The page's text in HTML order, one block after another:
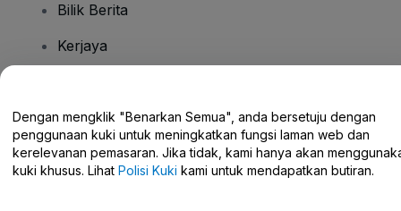
Bilik Berita
Kerjaya
Pusat Bantuan / Hubungi Kami
Dengan mengklik "Benarkan Semua", anda bersetuju dengan
penggunaan kuki untuk meningkatkan fungsi laman web dan
kerelevanan pemasaran. Jika tidak, kami hanya akan
kuki khusus. Lihat Polisi Kuki kami untuk mendapatkan butiran.